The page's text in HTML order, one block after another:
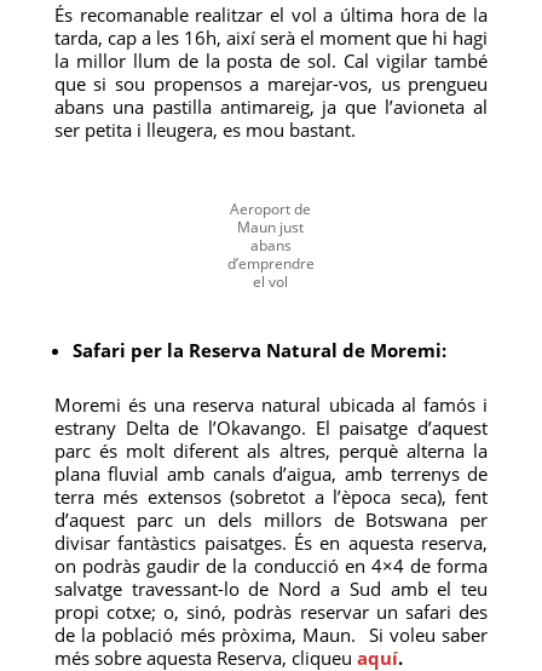
És recomanable realitzar el vol a última hora de la
tarda, cap a les 16h, així serà el moment que hi hagi
la millor llum de la posta de sol. Cal vigilar també
que si sou propensos a marejar-vos, us prengueu
abans una pastilla antimareig, ja que l’avioneta al
ser petita i lleugera, es mou bastant.
Aeroport de
Maun just
abans
d’emprendre
el vol
Safari per la Reserva Natural de Moremi:
Moremi és una reserva natural ubicada al famós i
estrany Delta de l’Okavango. El paisatge d’aquest
parc és molt diferent als altres, perquè alterna la
plana fluvial amb canals d’aigua, amb terrenys de
terra més extensos (sobretot a l’època seca), fent
d’aquest parc un dels millors de Botswana per
divisar fantàstics paisatges. És en aquesta reserva,
on podràs gaudir de la conducció en 4×4 de forma
salvatge travessant-lo de Nord a Sud amb el teu
propi cotxe; o, sinó, podràs reservar un safari des
de la població més pròxima, Maun. Si voleu saber
més sobre aquesta Reserva, cliqueu aquí.